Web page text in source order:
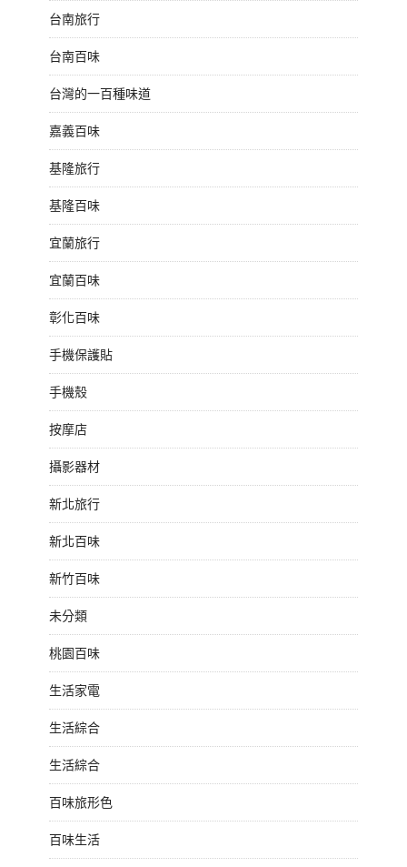
台南旅行
台南百味
台灣的一百種味道
嘉義百味
基隆旅行
基隆百味
宜蘭旅行
宜蘭百味
彰化百味
手機保護貼
手機殼
按摩店
攝影器材
新北旅行
新北百味
新竹百味
未分類
桃園百味
生活家電
生活綜合
生活綜合
百味旅形色
百味生活